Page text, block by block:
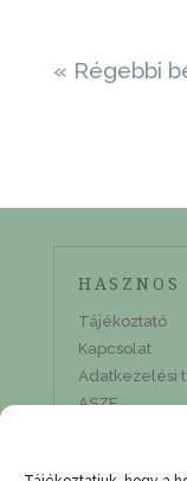
« Régebbi
Tájékoztató
Kapcsolat
Adatkezelési
ASZF